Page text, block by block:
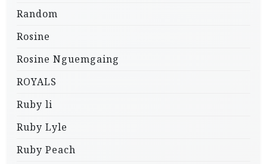
Random
Rosine
Rosine Nguemgaing
ROYALS
Ruby li
Ruby Lyle
Ruby Peach